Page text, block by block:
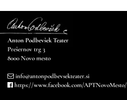
Anton Podbevšek Teater
Prešernov trg 3
8000 Novo mesto
info@antonpodbevsekteater.si
https://www.facebook.com/APTNovoMesto/